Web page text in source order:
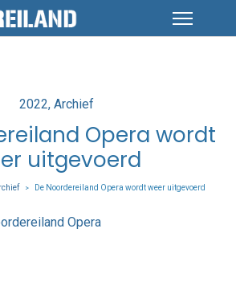
Posted
2022 Archief
Opera wordt
uitgevoerd
> De Noordereiland Opera wordt weer uitgevoerd